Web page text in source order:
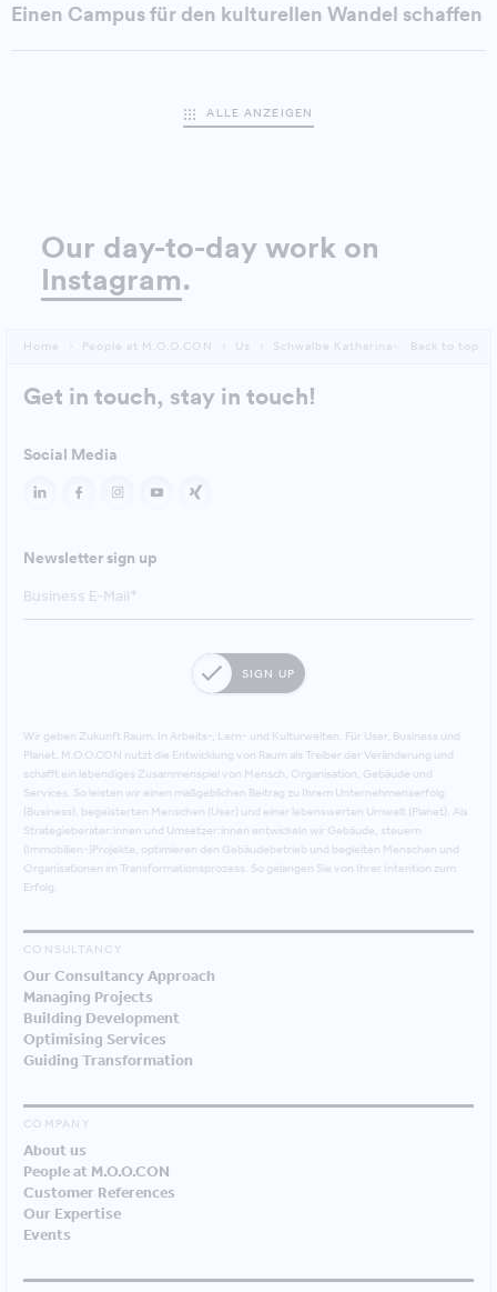
Einen Campus für den kulturellen Wandel schaffen
ALLE ANZEIGEN
Our day-to-day work on
Instagram.
Home People at M.O.O.CON Us Schwalbe Katharina Back to top
Get in touch, stay in touch!
Social Media
Newsletter sign up
SIGN UP
Wir geben Zukunft Raum. In Arbeits-, Lern- und Kulturwelten. Für User, Business und
Planet. M.O.O.CON nutzt die Entwicklung von Raum als Treiber der Veränderung und
schafft ein lebendiges Zusammenspiel von Mensch, Organisation, Gebäude und
Services. So leisten wir einen maßgeblichen Beitrag zu Ihrem Unternehmenserfolg
(Business), begeisterten Menschen (User) und einer lebenswerten Umwelt (Planet). Als
Strategieberater:innen und Umsetzer:innen entwickeln wir Gebäude, steuern
(Immobilien-)Projekte, optimieren den Gebäudebetrieb und begleiten Menschen und
Organisationen im Transformationsprozess. So gelangen Sie von Ihrer Intention zum
Erfolg.
CONSULTANCY
Our Consultancy Approach
Managing Projects
Building Development
Optimising Services
Guiding Transformation
COMPANY
About us
People at M.O.O.CON
Customer References
Our Expertise
Events